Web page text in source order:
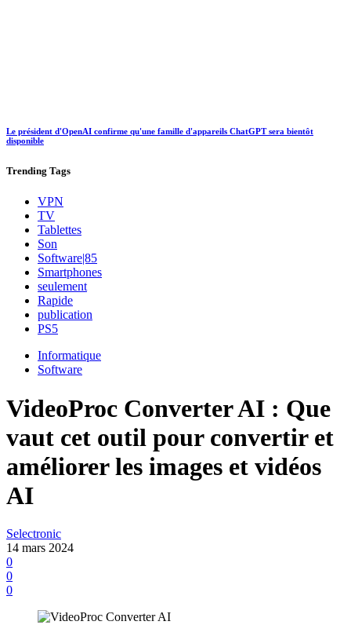
Le président d'OpenAI confirme qu'une famille d'appareils ChatGPT sera bientôt
disponible
Trending Tags
VPN
TV
Tablettes
Son
Software|85
Smartphones
seulement
Rapide
publication
PS5
Informatique
Software
VideoProc Converter AI : Que
vaut cet outil pour convertir et
améliorer les images et vidéos
AI
Selectronic
14 mars 2024
0
0
0